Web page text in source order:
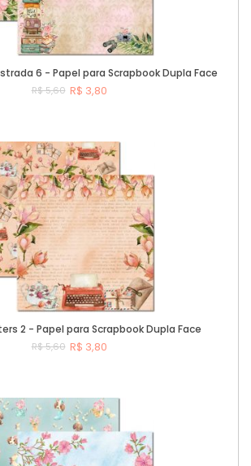
6 - Papel para Scrapbook Dupla Face
R$ 5,60 R$ 3,80
2 - Papel para Scrapbook Dupla Face
R$ 5,60 R$ 3,80